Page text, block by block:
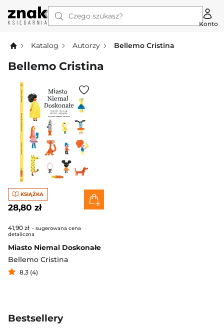
Czego szukasz?
Konto
Katalog Autorzy Bellemo Cristina
Bellemo Cristina
KSIĄŻKA
28,80 zł
41,90 zł - sugerowana cena
detaliczna
Miasto Niemal Doskonałe
Bellemo Cristina
8,3 (4)
Bestsellery